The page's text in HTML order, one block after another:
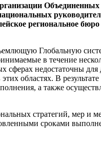
региональное бюро
Глобальную
в течение
недостаточны для
областях. В
а также
стратегий, мер и
сроками